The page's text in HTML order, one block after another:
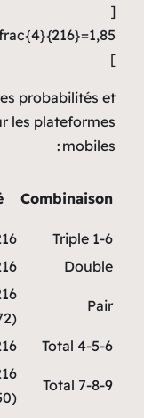
[
]
probabilités et
les plateformes
mobiles :
Combinaison
Triple 1‑6
%)
Double
%)
Pair
(34,72 %)
Total 4‑5‑6
%)
Total 7‑8‑9
(12,50 %)